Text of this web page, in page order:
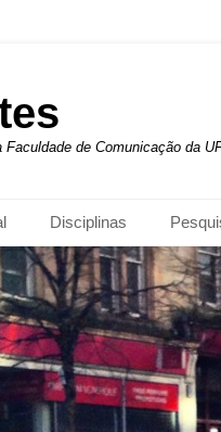
de Comunicação da
Disciplinas